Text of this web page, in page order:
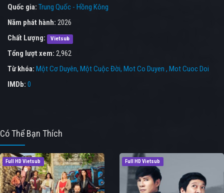
Quốc gia: Trung Quốc - Hồng Kông
Năm phát hành: 2026
Chất Lượng:
Vietsub
Tổng lượt xem: 2,962
Từ khóa: Một Cơ Duyên, Một Cuộc Đời, Mot Co Duyen , Mot Cuoc Doi
IMDb: 0
Có Thể Bạn Thích
Full HD Vietsub Full HD Vietsub